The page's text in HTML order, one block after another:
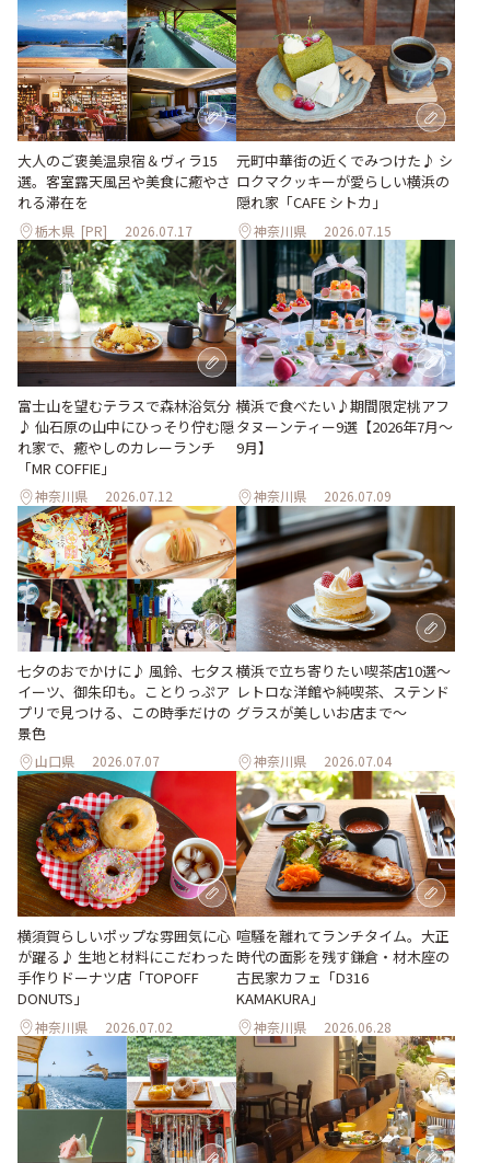
大人のご褒美温泉宿＆ヴィラ15
選。客室露天風呂や美食に癒やさ
れる滞在を
栃木県 [PR] 2026.07.17
元町中華街の近くでみつけた♪ シ
ロクマクッキーが愛らしい横浜の
隠れ家「CAFE シトカ」
神奈川県 2026.07.15
富士山を望むテラスで森林浴気分
♪ 仙石原の山中にひっそり佇む隠
れ家で、癒やしのカレーランチ
「MR COFFIE」
神奈川県 2026.07.12
横浜で食べたい♪期間限定桃アフ
タヌーンティー9選【2026年7月～
9月】
神奈川県 2026.07.09
七夕のおでかけに♪ 風鈴、七夕ス
イーツ、御朱印も。ことりっぷア
プリで見つける、この時季だけの
景色
山口県 2026.07.07
横浜で立ち寄りたい喫茶店10選～
レトロな洋館や純喫茶、ステンド
グラスが美しいお店まで～
神奈川県 2026.07.04
横須賀らしいポップな雰囲気に心
が躍る♪ 生地と材料にこだわった
手作りドーナツ店「TOPOFF
DONUTS」
神奈川県 2026.07.02
喧騒を離れてランチタイム。大正
時代の面影を残す鎌倉・材木座の
古民家カフェ「D316
KAMAKURA」
神奈川県 2026.06.28